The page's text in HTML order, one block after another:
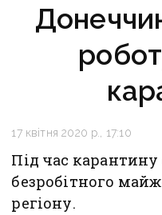
17 квітня 2020 р., 17:10
Під час
безробітного
регіону.